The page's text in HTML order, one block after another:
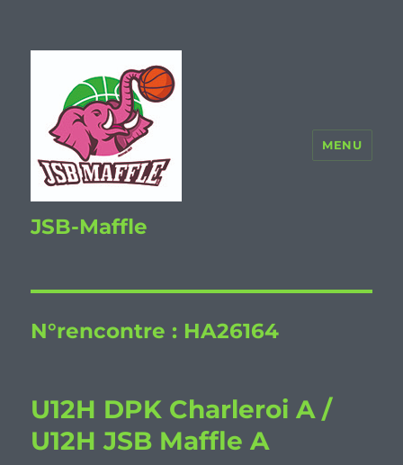
JSB-Maffle
MENU
N°rencontre : HA26164
U12H DPK Charleroi A /
U12H JSB Maffle A